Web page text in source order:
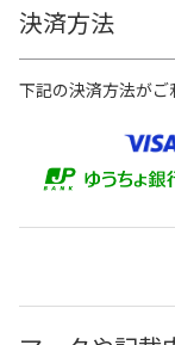
決済方法
下記の決済方法がご